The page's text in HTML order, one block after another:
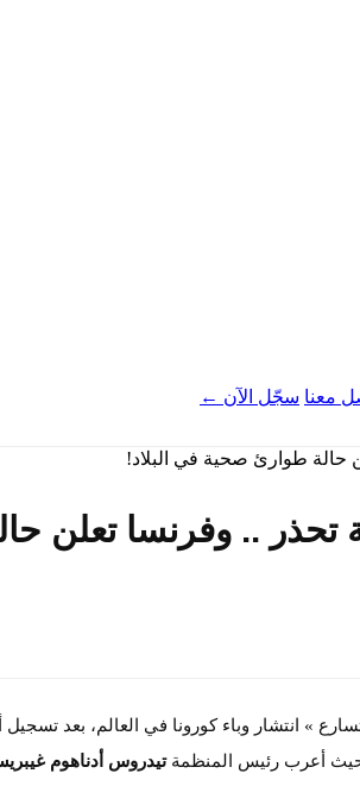
معنا سجّل الآن ←
تحذر .. وفرنسا تعلن
تيدروس أدناهوم